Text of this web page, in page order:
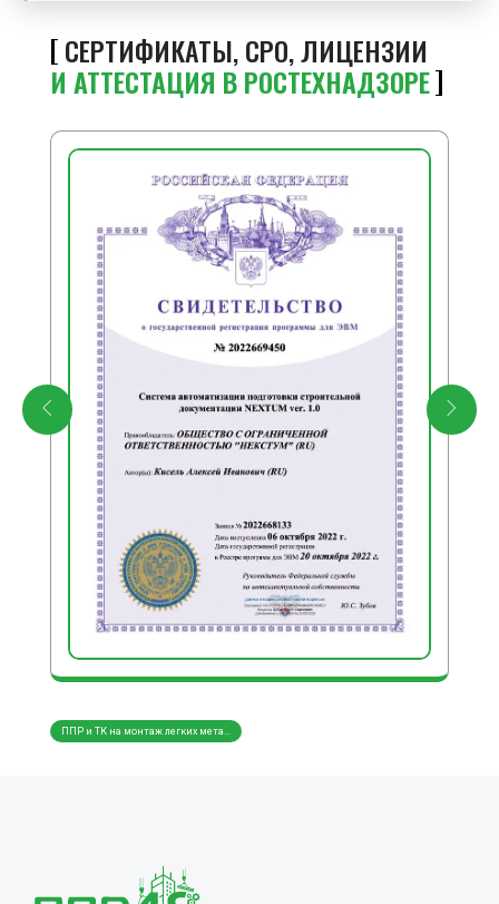
СЕРТИФИКАТЫ, СРО, ЛИЦЕНЗИИ
И АТТЕСТАЦИЯ В РОСТЕХНАДЗОРЕ
ППР и ТК на монтаж легких мета...
ППР и ТК на монтаж трубопровод...